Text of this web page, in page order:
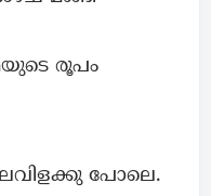
രൂപം
പോലെ.